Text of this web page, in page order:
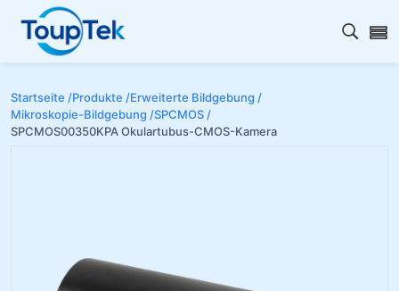
Open
Startseite /Produkte /Erweiterte Bildgebung /
Mikroskopie-Bildgebung /SPCMOS /
SPCMOS00350KPA Okulartubus-CMOS-Kamera